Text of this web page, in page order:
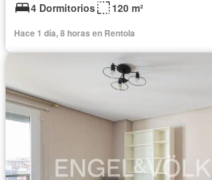
4 Dormitorios
120 m²
Hace 1 día, 8 horas en Rentola